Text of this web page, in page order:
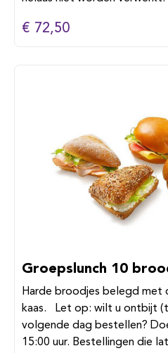
€ 72,50
Groepslunch 10
Harde broodjes belegd met
kaas. Let op: wilt u ontbijt
volgende dag bestellen?
15:00 uur. Bestellingen die